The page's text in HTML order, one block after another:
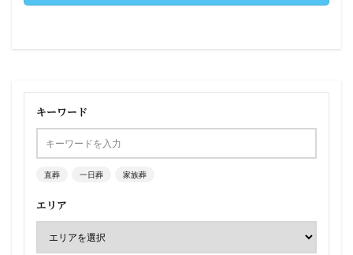
キーワード
直葬 一日葬 家族葬
エリア